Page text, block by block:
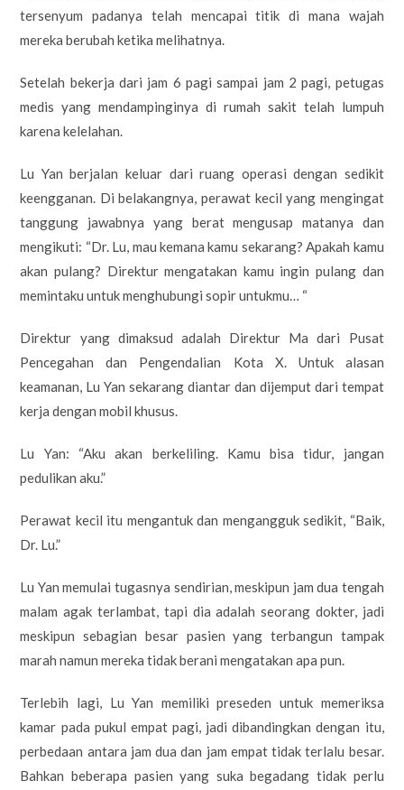
tersenyum padanya telah mencapai titik di mana wajah
mereka berubah ketika melihatnya.
Setelah bekerja dari jam 6 pagi sampai jam 2 pagi, petugas
medis yang mendampinginya di rumah sakit telah lumpuh
karena kelelahan.
Lu Yan berjalan keluar dari ruang operasi dengan sedikit
keengganan. Di belakangnya, perawat kecil yang mengingat
tanggung jawabnya yang berat mengusap matanya dan
mengikuti: “Dr. Lu, mau kemana kamu sekarang? Apakah kamu
akan pulang? Direktur mengatakan kamu ingin pulang dan
memintaku untuk menghubungi sopir untukmu… “
Direktur yang dimaksud adalah Direktur Ma dari Pusat
Pencegahan dan Pengendalian Kota X. Untuk alasan
keamanan, Lu Yan sekarang diantar dan dijemput dari tempat
kerja dengan mobil khusus.
Lu Yan: “Aku akan berkeliling. Kamu bisa tidur, jangan
pedulikan aku.”
Perawat kecil itu mengantuk dan mengangguk sedikit, “Baik,
Dr. Lu.”
Lu Yan memulai tugasnya sendirian, meskipun jam dua tengah
malam agak terlambat, tapi dia adalah seorang dokter, jadi
meskipun sebagian besar pasien yang terbangun tampak
marah namun mereka tidak berani mengatakan apa pun.
Terlebih lagi, Lu Yan memiliki preseden untuk memeriksa
kamar pada pukul empat pagi, jadi dibandingkan dengan itu,
perbedaan antara jam dua dan jam empat tidak terlalu besar.
Bahkan beberapa pasien yang suka begadang tidak perlu